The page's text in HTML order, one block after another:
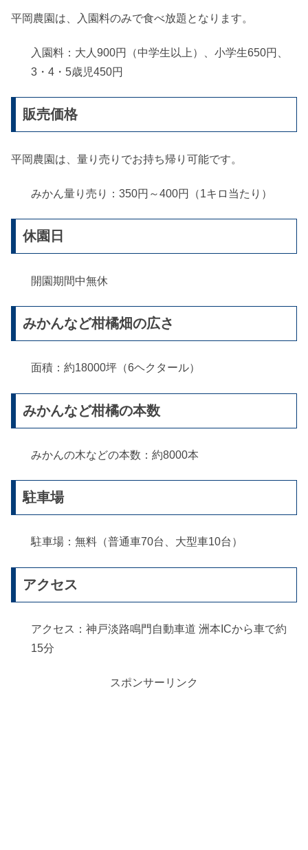
平岡農園は、入園料のみで食べ放題となります。
入園料：大人900円（中学生以上）、小学生650円、
3・4・5歳児450円
販売価格
平岡農園は、量り売りでお持ち帰り可能です。
みかん量り売り：350円～400円（1キロ当たり）
休園日
開園期間中無休
みかんなど柑橘畑の広さ
面積：約18000坪（6ヘクタール）
みかんなど柑橘の本数
みかんの木などの本数：約8000本
駐車場
駐車場：無料（普通車70台、大型車10台）
アクセス
アクセス：神戸淡路鳴門自動車道 洲本ICから車で約
15分
スポンサーリンク